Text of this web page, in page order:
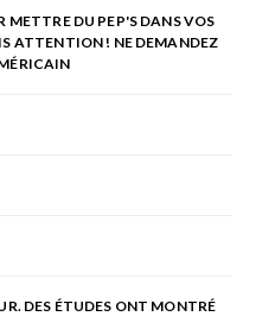
METTRE DU PEP'S DANS VOS
ATTENTION ! NE DEMANDEZ
DES ÉTUDES ONT MONTRÉ